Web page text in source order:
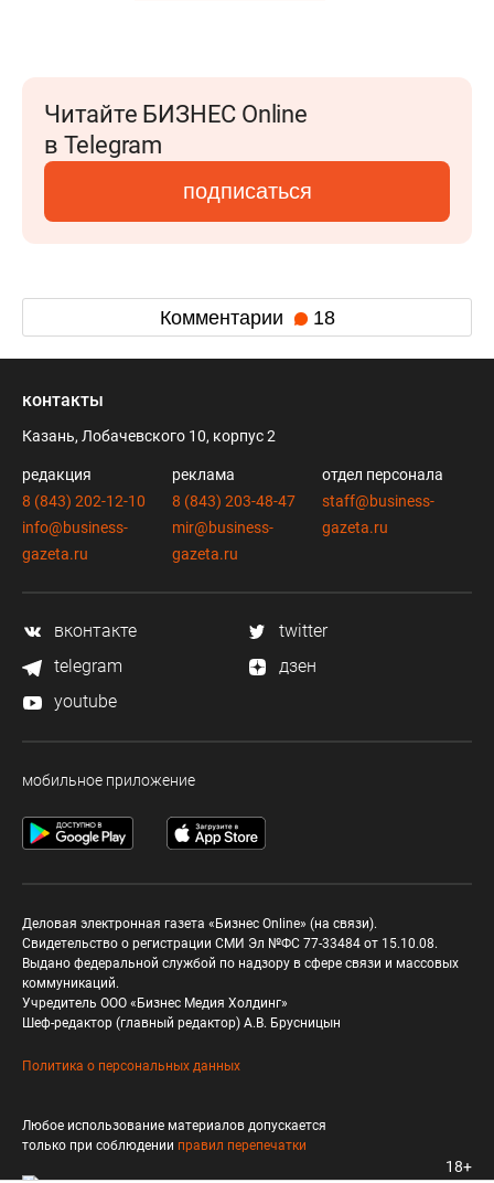
Читайте БИЗНЕС Online
в Telegram
подписаться
Комментарии 18
контакты
Казань, Лобачевского 10, корпус 2
редакция
8 (843) 202-12-10
info@business-
gazeta.ru
реклама
8 (843) 203-48-47
mir@business-
gazeta.ru
отдел персонала
staff@business-
gazeta.ru
вконтакте
twitter
telegram
дзен
youtube
мобильное приложение
Деловая электронная газета «Бизнес Online» (на связи).
Свидетельство о регистрации СМИ Эл №ФС 77-33484 от 15.10.08.
Выдано федеральной службой по надзору в сфере связи и массовых
коммуникаций.
Учредитель ООО «Бизнес Медия Холдинг»
Шеф-редактор (главный редактор) А.В. Брусницын
Политика о персональных данных
Любое использование материалов допускается
только при соблюдении правил перепечатки
18+